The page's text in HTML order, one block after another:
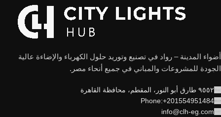
أضواء المدينة – رواد في تصنيع وتوريد حلول الكهرباء والإضاءة عالية
الجودة للمشروعات والمباني في جميع أنحاء مصر.
٩٥٥٢ طارق أبو النور، المقطم، محافظة القاهرة
Phone:+201554951484
info@clh-eg.com